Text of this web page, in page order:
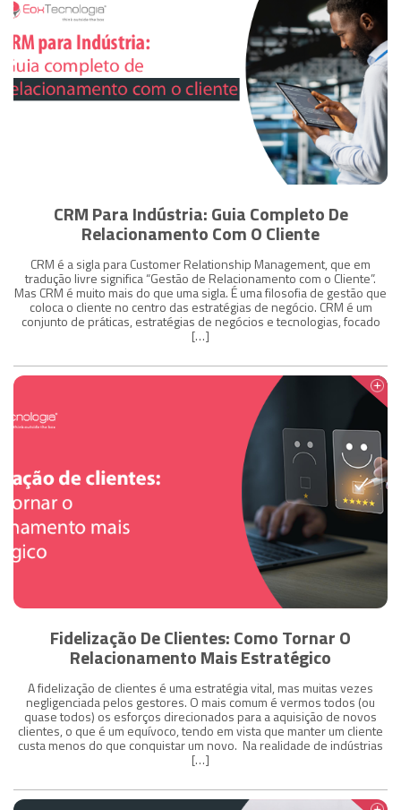
CRM Para Indústria: Guia Completo De
Relacionamento Com O Cliente
CRM é a sigla para Customer Relationship Management, que em
tradução livre significa “Gestão de Relacionamento com o Cliente”.
Mas CRM é muito mais do que uma sigla. É uma filosofia de gestão que
coloca o cliente no centro das estratégias de negócio. CRM é um
conjunto de práticas, estratégias de negócios e tecnologias, focado
[…]
Fidelização De Clientes: Como Tornar O
Relacionamento Mais Estratégico
A fidelização de clientes é uma estratégia vital, mas muitas vezes
negligenciada pelos gestores. O mais comum é vermos todos (ou
quase todos) os esforços direcionados para a aquisição de novos
clientes, o que é um equívoco, tendo em vista que manter um cliente
custa menos do que conquistar um novo. Na realidade de indústrias
[…]